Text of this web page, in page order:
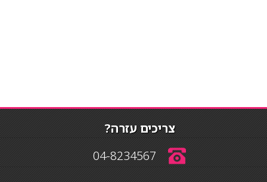
צריכים עזרה?
04-8234567